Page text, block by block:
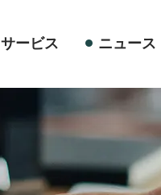
サービス ニュース